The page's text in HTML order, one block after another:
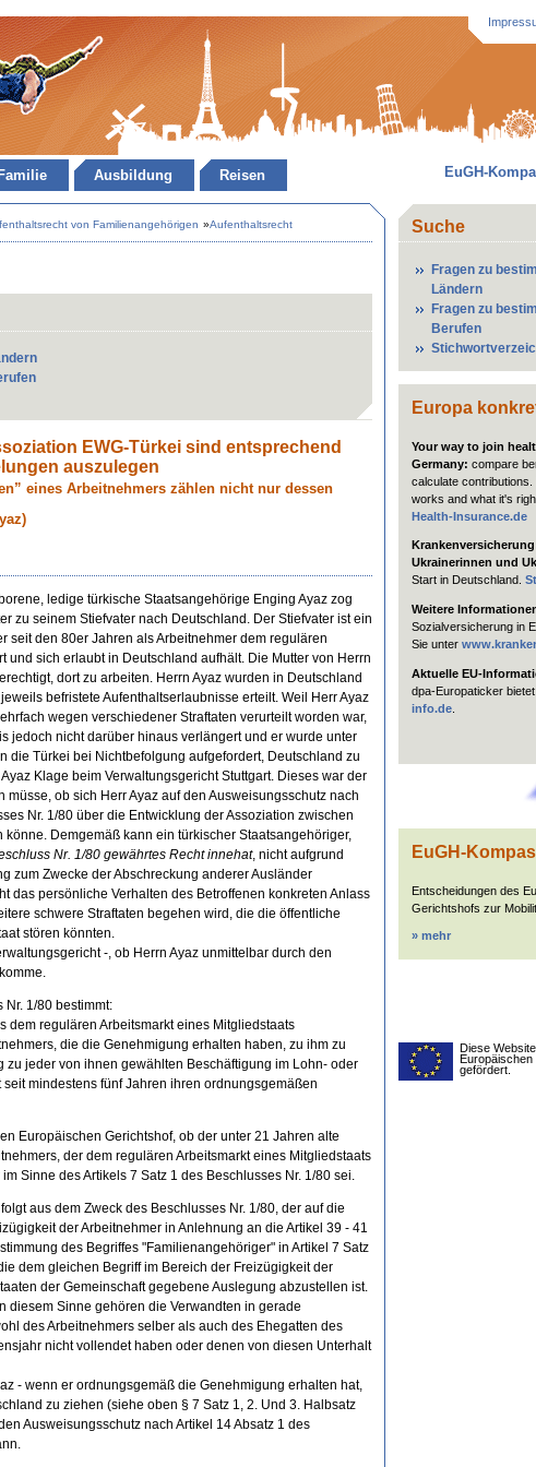
Ausbildung Reisen EuGH-
von Familienangehörigen »Aufenthaltsrecht
EWG-Türkei sind entsprechend
auszulegen
eines Arbeitnehmers zählen nicht nur dessen
ledige türkische Staatsangehörige Enging Ayaz zog
zu seinem Stiefvater nach Deutschland. Der Stiefvater ist ein
seit den 80er Jahren als Arbeitnehmer dem regulären
und sich erlaubt in Deutschland aufhält. Die Mutter von Herrn
dort zu arbeiten. Herrn Ayaz wurden in Deutschland
befristete Aufenthaltserlaubnisse erteilt. Weil Herr Ayaz
wegen verschiedener Straftaten verurteilt worden war,
jedoch nicht darüber hinaus verlängert und er wurde unter
die Türkei bei Nichtbefolgung aufgefordert, Deutschland zu
Klage beim Verwaltungsgericht Stuttgart. Dieses war der
müsse, ob sich Herr Ayaz auf den Ausweisungsschutz nach
Nr. 1/80 über die Entwicklung der Assoziation zwischen
könne. Demgemäß kann ein türkischer Staatsangehöriger,
Nr. 1/80 gewährtes Recht innehat, nicht aufgrund
zum Zwecke der Abschreckung anderer Ausländer
das persönliche Verhalten des Betroffenen konkreten Anlass
schwere Straftaten begehen wird, die die öffentliche
stören könnten.
-, ob Herrn Ayaz unmittelbar durch den
Nr. 1/80 bestimmt:
dem regulären Arbeitsmarkt eines Mitgliedstaats
die die Genehmigung erhalten haben, zu ihm zu
zu jeder von ihnen gewählten Beschäftigung im Lohn- oder
mindestens fünf Jahren ihren ordnungsgemäßen
Europäischen Gerichtshof, ob der unter 21 Jahren alte
der dem regulären Arbeitsmarkt eines Mitgliedstaats
Sinne des Artikels 7 Satz 1 des Beschlusses Nr. 1/80 sei.
aus dem Zweck des Beschlusses Nr. 1/80, der auf die
der Arbeitnehmer in Anlehnung an die Artikel 39 - 41
des Begriffes "Familienangehöriger" in Artikel 7 Satz
dem gleichen Begriff im Bereich der Freizügigkeit der
der Gemeinschaft gegebene Auslegung abzustellen ist.
diesem Sinne gehören die Verwandten in gerade
des Arbeitnehmers selber als auch des Ehegatten des
nicht vollendet haben oder denen von diesen Unterhalt
- wenn er ordnungsgemäß die Genehmigung erhalten hat,
zu ziehen (siehe oben § 7 Satz 1, 2. Und 3. Halbsatz
Ausweisungsschutz nach Artikel 14 Absatz 1 des
Suche
Fragen zu
Ländern
Fragen zu
Berufen
Europa
Your way to join
Germany: compare
calculate contributions.
works and what it's
Health-Insurance.de
Ukrainerinnen und
Start in Deutschland.
Weitere
Sozialversicherung in
Sie unter
Aktuelle EU-
dpa-Europaticker bietet:
info.de
EuGH-
Entscheidungen des
Gerichtshofs zur
» mehr
Diese
Europäischen
gefördert.